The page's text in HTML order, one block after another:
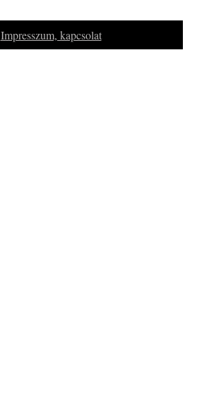
Impresszum, kapcsolat